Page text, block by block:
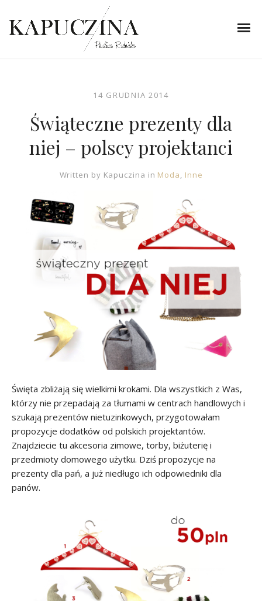
14 GRUDNIA 2014
Świąteczne prezenty dla
niej – polscy projektanci
Written by Kapuczina in Moda, Inne
Święta zbliżają się wielkimi krokami. Dla wszystkich z Was,
którzy nie przepadają za tłumami w centrach handlowych i
szukają prezentów nietuzinkowych, przygotowałam
propozycje dodatków od polskich projektantów.
Znajdziecie tu akcesoria zimowe, torby, biżuterię i
przedmioty domowego użytku. Dziś propozycje na
prezenty dla pań, a już niedługo ich odpowiedniki dla
panów.